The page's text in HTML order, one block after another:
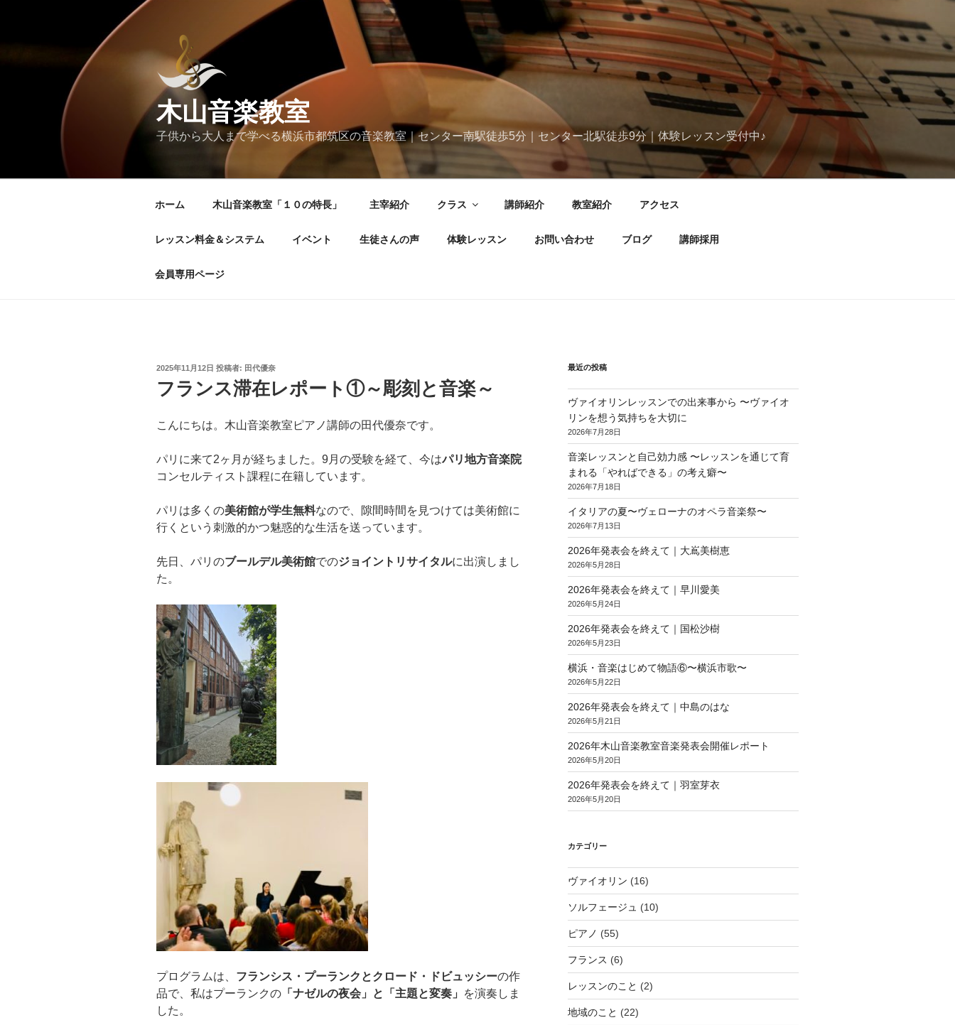
木山音楽教室
子供から大人まで学べる横浜市都筑区の音楽教室｜センター南駅徒歩5分｜センター北駅徒歩9分｜体験レッスン受付中♪
ホーム 木山音楽教室「１０の特長」 主宰紹介 クラス 講師紹介 教室紹介 アクセス
レッスン料金＆システム イベント 生徒さんの声 体験レッスン お問い合わせ ブログ 講師採用
会員専用ページ
投
日:
2025年11月12日 投稿者: 田代優奈
フランス滞在レポート①～彫刻と音楽～
こんにちは。木山音楽教室ピアノ講師の田代優奈です。
パリに来て2ヶ月が経ちました。9月の受験を経て、今はパリ地方音楽院
コンセルティスト課程に在籍しています。
パリは多くの美術館が学生無料なので、隙間時間を見つけては美術館に
行くという刺激的かつ魅惑的な生活を送っています。
先日、パリのブールデル美術館でのジョイントリサイタルに出演しまし
た。
プログラムは、 フランシス・プーランクとクロード・ドビュッシーの作
品で、私はプーランクの 「ナゼルの夜会」と「主題と変奏」
を演奏しま
した。
最近の投稿
ヴァイオリンレッスンでの出来事から 〜ヴァイオ
リンを想う気持ちを大切に
2026年7月28日
音楽レッスンと自己効力感 〜レッスンを通じて育
まれる「やればできる」の考え癖〜
2026年7月18日
イタリアの夏〜ヴェローナのオペラ音楽祭〜
2026年7月13日
2026年発表会を終えて｜大嶌美樹恵
2026年5月28日
2026年発表会を終えて｜早川愛美
2026年5月24日
2026年発表会を終えて｜国松沙樹
2026年5月23日
横浜・音楽はじめて物語⑥〜横浜市歌〜
2026年5月22日
2026年発表会を終えて｜中島のはな
2026年5月21日
2026年木山音楽教室音楽発表会開催レポート
2026年5月20日
2026年発表会を終えて｜羽室芽衣
2026年5月20日
カテゴリー
ヴァイオリン (16)
ソルフェージュ (10)
ピアノ (55)
フランス (6)
レッスンのこと (2)
地域のこと (22)